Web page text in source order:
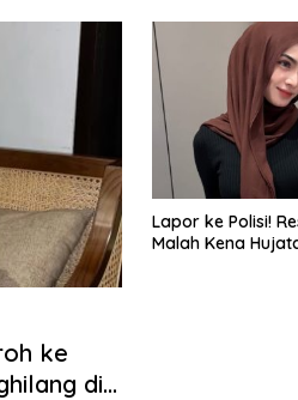
ke
di
Lapor ke Polisi!
Malah Kena